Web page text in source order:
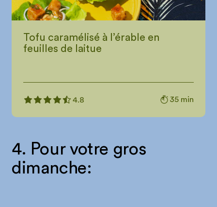
Tofu caramélisé à l’érable en
feuilles de laitue
4.8 35 min
4. Pour votre gros
dimanche: